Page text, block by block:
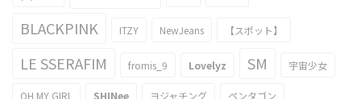
BLACKPINK ITZY NewJeans 【スポット】
LE SSERAFIM fromis_9 Lovelyz SM 宇宙少女
OH MY GIRL SHINee ヨジャチング ペンタゴン